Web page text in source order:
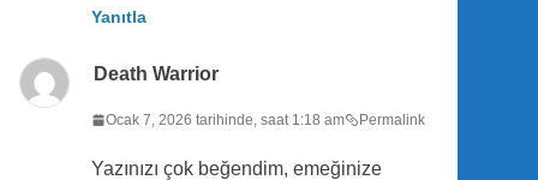
Yanıtla
Death Warrior
Ocak 7, 2026 tarihinde, saat 1:18 am Permalink
Yazınızı çok beğendim, emeğinize